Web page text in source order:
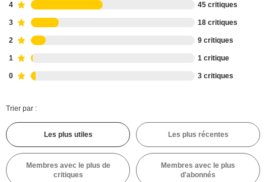
4 45 critiques
3 18 critiques
2 9 critiques
1 1 critique
0 3 critiques
Trier par :
Les plus utiles Les plus récentes
Membres avec le plus de
critiques
Membres avec le plus
d'abonnés